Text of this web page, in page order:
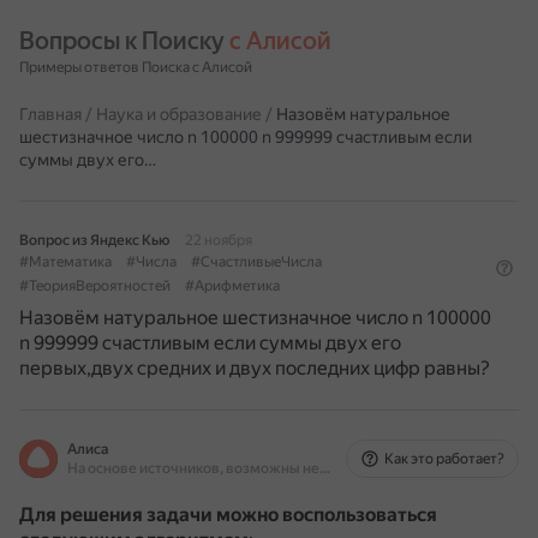
Вопросы к Поиску с Алисой
Примеры ответов Поиска с Алисой
Главная / Наука и образование / Назовём натуральное
шестизначное число n 100000 n 999999 счастливым если
суммы двух его…
Вопрос из Яндекс Кью
22 ноября
#Математика
#Числа
#СчастливыеЧисла
#ТеорияВероятностей
#Арифметика
Назовём натуральное шестизначное число n 100000
n 999999 счастливым если суммы двух его
первых,двух средних и двух последних цифр равны?
Алиса
На основе источников, возможны неточности
Как это работает?
Для решения задачи можно воспользоваться